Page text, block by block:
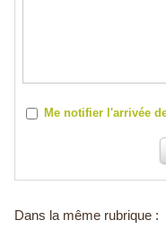
Me notifier l'arrivée
Dans la même rubrique :